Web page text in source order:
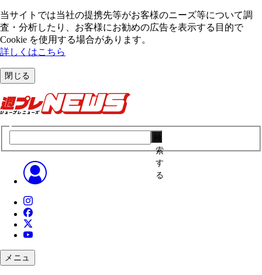
当サイトでは当社の提携先等がお客様のニーズ等について調
査・分析したり、お客様にお勧めの広告を表⽰する⽬的で
Cookie を使⽤する場合があります。
詳しくはこちら
閉じる
索
す
る
メニュ